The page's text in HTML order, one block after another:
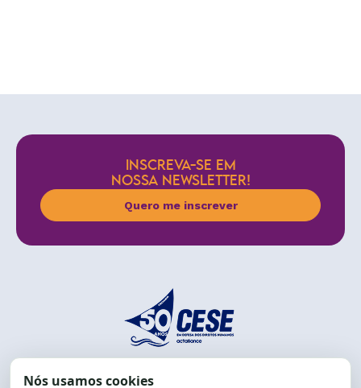
INSCREVA-SE EM
NOSSA NEWSLETTER!
Quero me inscrever
End.: R. da Graça, 150. Graça